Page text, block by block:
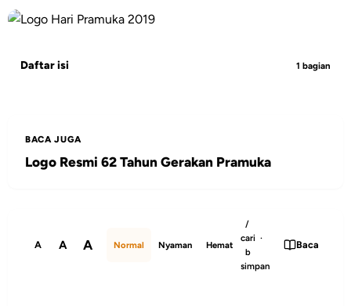
Daftar isi 1 bagian
BACA JUGA
Logo Resmi 62 Tahun Gerakan Pramuka
A A A Normal Nyaman Hemat
/
cari ·
b
simpan
Baca